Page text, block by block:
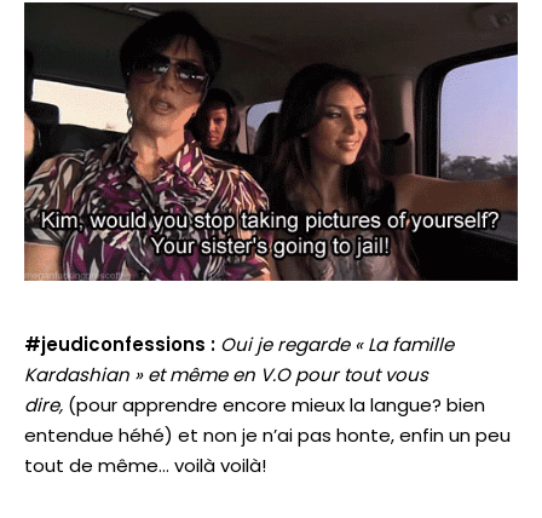
#jeudiconfessions : Oui je regarde « La famille
Kardashian » et même en V.O pour tout vous
dire, (pour apprendre encore mieux la langue? bien
entendue héhé) et non je n’ai pas honte, enfin un peu
tout de même… voilà voilà!